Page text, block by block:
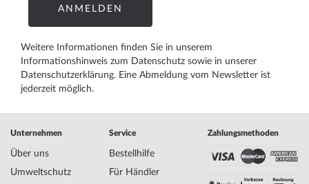
ANMELDEN
Weitere Informationen finden Sie in unserem
Informationshinweis zum Datenschutz sowie in unserer
Datenschutzerklärung. Eine Abmeldung vom Newsletter ist
jederzeit möglich.
Unternehmen
Über uns
Umweltschutz
Service
Bestellhilfe
Für Händler
Zahlungsmethoden